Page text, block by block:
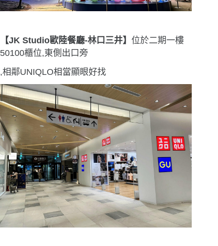
【JK Studio歐陸餐廳-林口三井】 位於二期一樓
50100櫃位,東側出口旁
,相鄰UNIQLO相當顯眼好找